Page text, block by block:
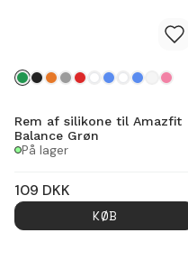
Rem af silikone til Amazfit
Balance Grøn
På lager
109 DKK
KØB